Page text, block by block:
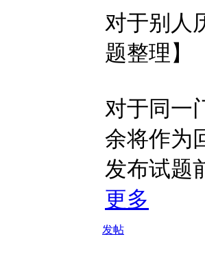
对于别人
题整理】
对于同一
余将作为
发布试题
更多
发帖